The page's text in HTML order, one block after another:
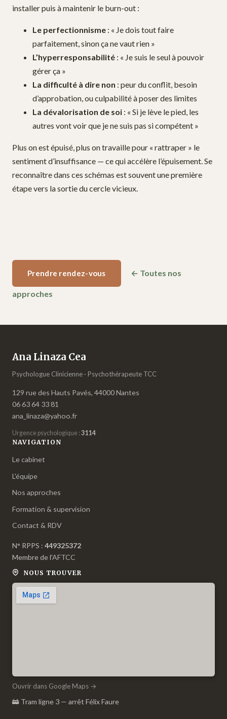
installer puis à maintenir le burn-out :
Le perfectionnisme : « Je dois tout faire
parfaitement, sinon ça ne vaut rien »
L’hyperresponsabilité : « Je suis le seul à pouvoir
gérer ça »
La difficulté à dire non : peur du conflit, besoin
d’approbation, ou culpabilité à poser des limites
La dévalorisation de soi : « Si je lève le pied, les
autres vont voir que je ne suis pas si compétent »
Plus on est épuisé, plus on travaille pour « rattraper » le
sentiment d’insuffisance — ce qui accélère l’épuisement. Se
reconnaître dans ces schémas est souvent une première
étape vers la sortie du cercle vicieux.
Prendre rendez-vous ← Toutes nos
approches
Ana Linaza Cea
Psychologue Clinicienne · Psychothérapeute TCC
129 rue des Hauts Pavés, 44000 Nantes
06 63 64 33 81
ana_linaza@yahoo.fr
Urgence psychologique : 3114
NAVIGATION
Le cabinet
L'équipe
Nos approches
Formation & supervision
Contact & RDV
N° RPPS : 449325372
Membre de l'AFTCC
NOUS TROUVER
Ouvrir dans Google Maps →
🚋 Tram ligne 3 — arrêt Félix Faure